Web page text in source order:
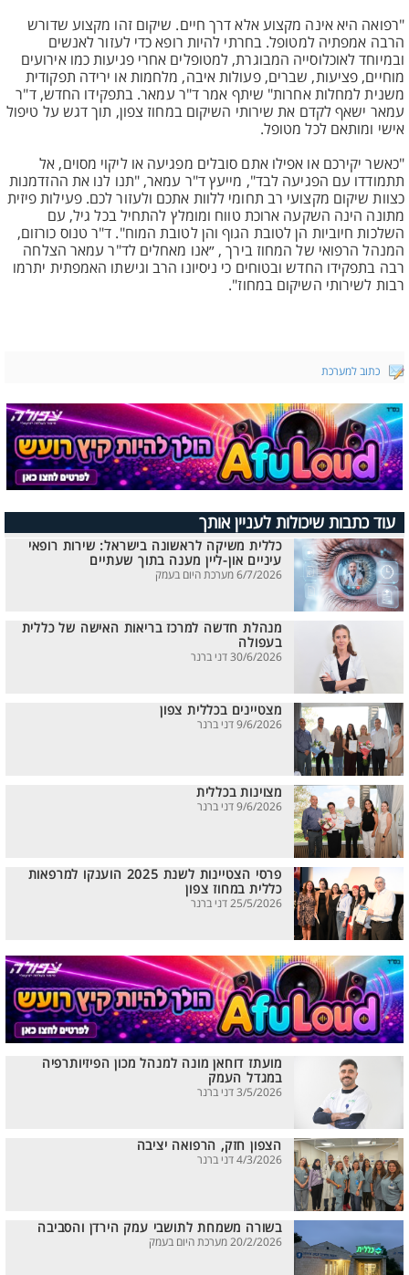
"רפואה היא אינה מקצוע אלא דרך חיים. שיקום זהו מקצוע שדורש
הרבה אמפתיה למטופל. בחרתי להיות רופא כדי לעזור לאנשים
ובמיוחד לאוכלוסייה המבוגרת, למטופלים אחרי פגיעות כמו אירועים
מוחיים, פציעות, שברים, פעולות איבה, מלחמות או ירידה תפקודית
משנית למחלות אחרות" שיתף אמר ד"ר עמאר. בתפקידו החדש, ד"ר
עמאר ישאף לקדם את שירותי השיקום במחוז צפון, תוך דגש על טיפול
אישי ומותאם לכל מטופל.
"כאשר יקירכם או אפילו אתם סובלים מפגיעה או ליקוי מסוים, אל
תתמודדו עם הפגיעה לבד", מייעץ ד"ר עמאר, "תנו לנו את ההזדמנות
כצוות שיקום מקצועי רב תחומי ללוות אתכם ולעזור לכם. פעילות פיזית
מתונה הינה השקעה ארוכת טווח ומומלץ להתחיל בכל גיל, עם
השלכות חיוביות הן לטובת הגוף והן לטובת המוח". ד"ר טנוס כורזום,
המנהל הרפואי של המחוז בירך , ״אנו מאחלים לד"ר עמאר הצלחה
רבה בתפקידו החדש ובטוחים כי ניסיונו הרב וגישתו האמפתית יתרמו
רבות לשירותי השיקום במחוז".
כתוב למערכת
עוד כתבות שיכולות לעניין אותך
כללית משיקה לראשונה בישראל: שירות רופאי
עיניים און-ליין מענה בתוך שעתיים
6/7/2026 מערכת היום בעמק
מנהלת חדשה למרכז בריאות האישה של כללית
בעפולה
30/6/2026 דני ברנר
מצטיינים בכללית צפון
9/6/2026 דני ברנר
מצוינות בכללית
9/6/2026 דני ברנר
פרסי הצטיינות לשנת 2025 הוענקו למרפאות
כללית במחוז צפון
25/5/2026 דני ברנר
מועתז דוחאן מונה למנהל מכון הפיזיותרפיה
במגדל העמק
3/5/2026 דני ברנר
הצפון חזק, הרפואה יציבה
4/3/2026 דני ברנר
בשורה משמחת לתושבי עמק הירדן והסביבה
20/2/2026 מערכת היום בעמק